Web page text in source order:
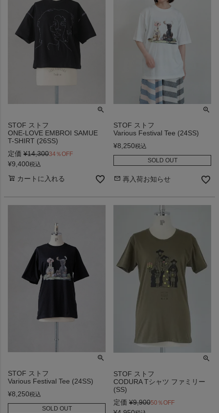
STOF ストフ
ONE-LOVE EMBROI SAMUE
T-SHIRT (26SS)
定価 ¥14,30034％OFF
¥9,400税込
カートに入れる
STOF ストフ
Various Festival Tee (24SS)
¥8,250税込
SOLD OUT
再入荷お知らせ
STOF ストフ
Various Festival Tee (24SS)
¥8,250税込
SOLD OUT
STOF ストフ
CODURA Tシャツ ファミリー
(SS)
定価 ¥9,90050％OFF